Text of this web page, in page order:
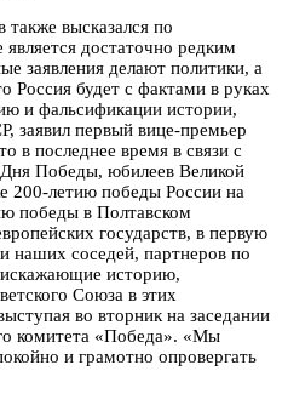
высказался по
достаточно редким
заявления делают политики, а
Россия будет с фактами в руках
и фальсификации истории,
заявил первый вице-премьер
в последнее время в связи с
Победы, юбилеев Великой
200-летию победы России на
победы в Полтавском
государств, в первую
наших соседей, партнеров по
историю,
Союза в этих
во вторник на заседании
комитета «Победа». «Мы
и грамотно опровергать